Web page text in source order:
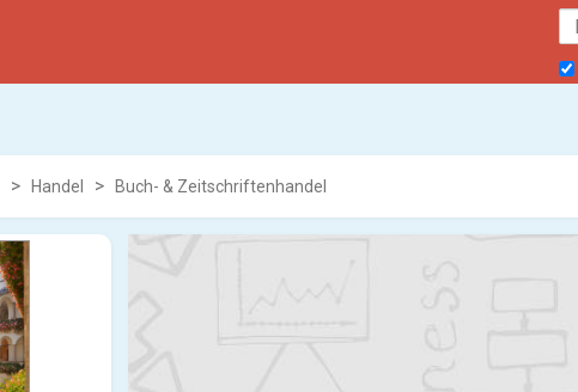
Handel Buch- & Zeitschriftenhandel